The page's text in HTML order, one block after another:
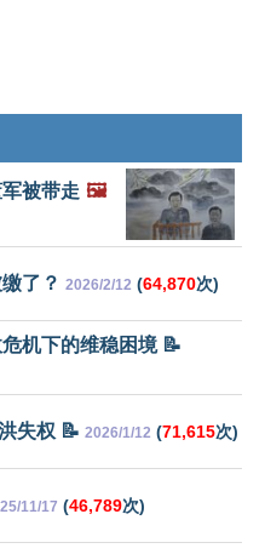
被带走 🖼️
了？ 2026/2/12 (64,870次)
机下的维稳困境 📝
失权 📝 2026/1/12 (71,615次)
11/17 (46,789次)